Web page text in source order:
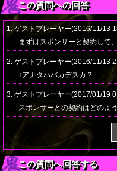
この質問への回答
1. ゲストプレーヤー(2016/11/13
まずはスポンサーと契約して
2. ゲストプレーヤー(2016/11/13
↑アナタハバカデスカ？
3. ゲストプレーヤー(2017/01/19
スポンサーとの契約はどのよ
この質問へ回答する